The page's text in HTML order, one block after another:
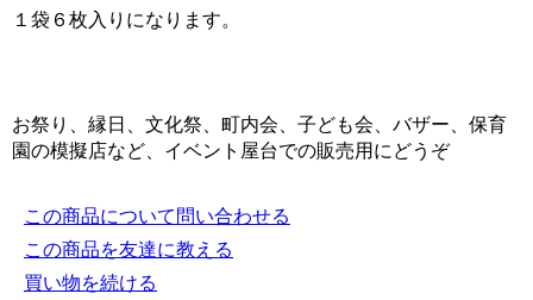
１袋６枚入りになります。
お祭り、縁日、文化祭、町内会、子ども会、バザー、保育
園の模擬店など、イベント屋台での販売用にどうぞ
この商品について問い合わせる
この商品を友達に教える
買い物を続ける